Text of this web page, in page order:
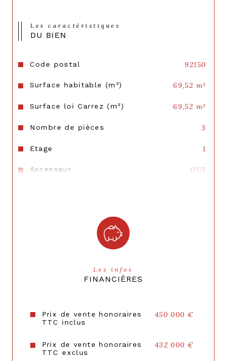
Les caractéristiques
DU BIEN
Code postal 92150
Surface habitable (m²) 69,52 m²
Surface loi Carrez (m²) 69,52 m²
Nombre de pièces 3
Etage 1
Ascenseur OUI
Quartier centre ville Suresnes
Lot n° 12015;12118
Les infos
FINANCIÈRES
Prix de vente honoraires
TTC inclus
450 000 €
Prix de vente honoraires
TTC exclus
432 000 €